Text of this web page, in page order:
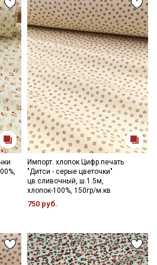
Импорт. хлопок Цифр.печать
"Дитси - серые цветочки"
цв.сливочный, ш.1.5м,
хлопок-100%, 150гр/м.кв
750 руб.
от Купава
дополнительные